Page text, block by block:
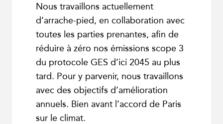
Nous travaillons actuellement
d’arrache-pied, en collaboration avec
toutes les parties prenantes, afin de
réduire à zéro nos émissions scope 3
du protocole GES d’ici 2045 au plus
tard. Pour y parvenir, nous travaillons
avec des objectifs d’amélioration
annuels. Bien avant l’accord de Paris
sur le climat.